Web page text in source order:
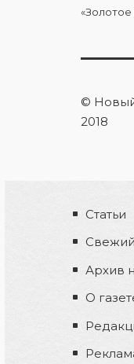
«Золотое
©
2018
Статьи
Архив
О